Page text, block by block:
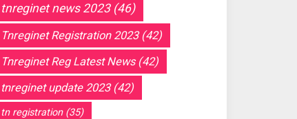
tnreginet news 2023(46)
Tnreginet Registration 2023(42)
Tnreginet Reg Latest News(42)
tnreginet update 2023(42)
tn registration(35)